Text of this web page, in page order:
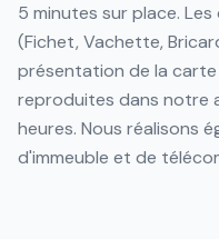
5 minutes sur place.
(Fichet, Vachette,
présentation de la
reproduites dans notre
heures. Nous réalisons
d'immeuble et de